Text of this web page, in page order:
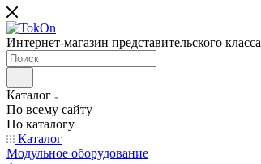
Интернет-магазин представительского класса
Каталог
По всему сайту
По каталогу
Каталог
Модульное оборудование